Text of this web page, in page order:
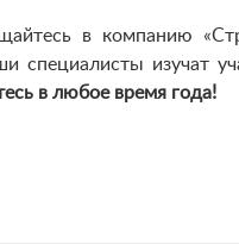
в компанию
изучат
в любое время года!